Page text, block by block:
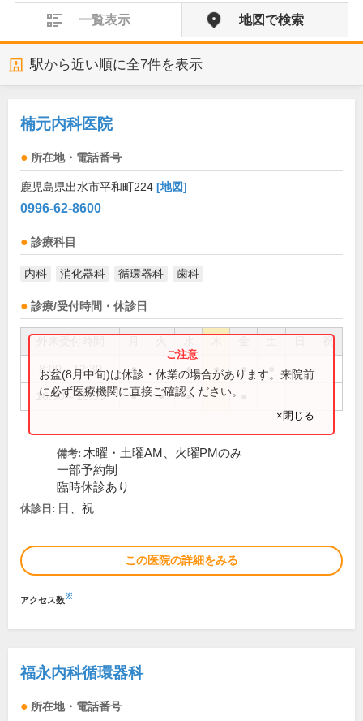
一覧表示 地図で検索
駅から近い順に全7件を表示
楠元内科医院
所在地・電話番号
鹿児島県出水市平和町224 [地図]
0996-62-8600
診療科目
内科 消化器科 循環器科 歯科
診療/受付時間・休診日
祝
8:00～12:30 ● ● ● ●
16:00～18:30 ● ● ●
お盆(8月中旬)は休診・休業の場合があります。来院前
に必ず医療機関に直接ご確認ください。
×閉じる
備考: 木曜・土曜AM、火曜PMのみ
一部予約制
臨時休診あり
休診日: 日、祝
この医院の詳細をみる
アクセス数※
福永内科循環器科
所在地・電話番号